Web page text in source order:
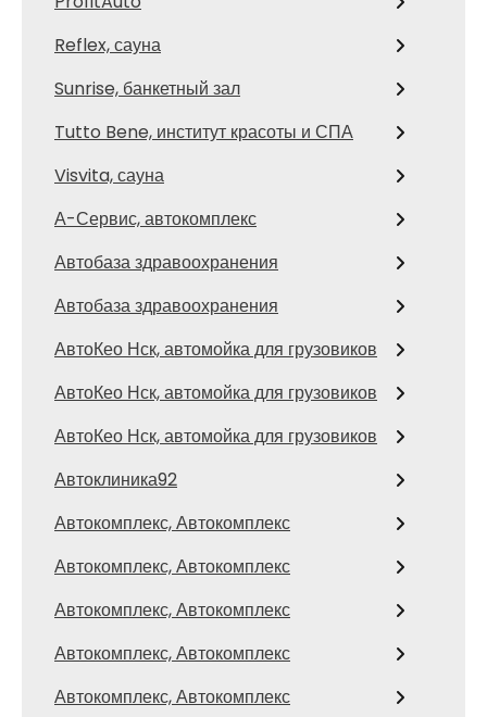
Reflex, сауна
Sunrise, банкетный зал
Tutto Bene, институт красоты и СПА
Visvita, сауна
А-Сервис, автокомплекс
Автобаза здравоохранения
Автобаза здравоохранения
АвтоКео Нск, автомойка для грузовиков
АвтоКео Нск, автомойка для грузовиков
АвтоКео Нск, автомойка для грузовиков
Автоклиника92
Автокомплекс, Автокомплекс
Автокомплекс, Автокомплекс
Автокомплекс, Автокомплекс
Автокомплекс, Автокомплекс
Автокомплекс, Автокомплекс